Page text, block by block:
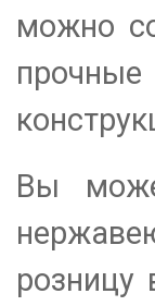
можно
Вы
розницу